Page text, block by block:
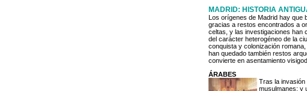
MADRID: HISTORIA
Los orígenes de Madrid hay
gracias a restos encontrados a
celtas, y las investigaciones han
del carácter heterogéneo de la
conquista y colonización
han quedado también restos
convierte en asentamiento
ÁRABES
Tras la invasión
musulmanes; y